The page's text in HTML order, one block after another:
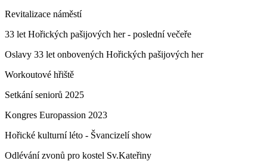
Revitalizace náměstí
33 let Hořických pašijových her - poslední večeře
Oslavy 33 let onbovených Hořických pašijových her
Workoutové hřiště
Setkání seniorů 2025
Kongres Europassion 2023
Hořické kulturní léto - Švancizelí show
Odlévání zvonů pro kostel Sv.Kateřiny